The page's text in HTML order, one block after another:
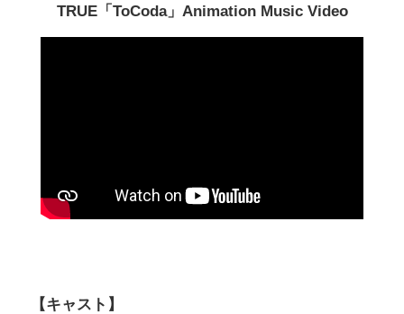
TRUE「ToCoda」Animation Music Video
【キャスト】